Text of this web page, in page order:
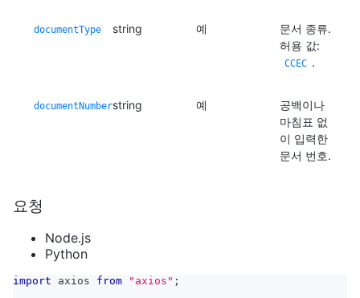
documentType string 예
문서 종류.
허용 값:
CCEC .
documentNumberstring 예
공백이나
마침표 없
이 입력한
문서 번호.
요청
Node.js
Python
import axios from "axios" ;